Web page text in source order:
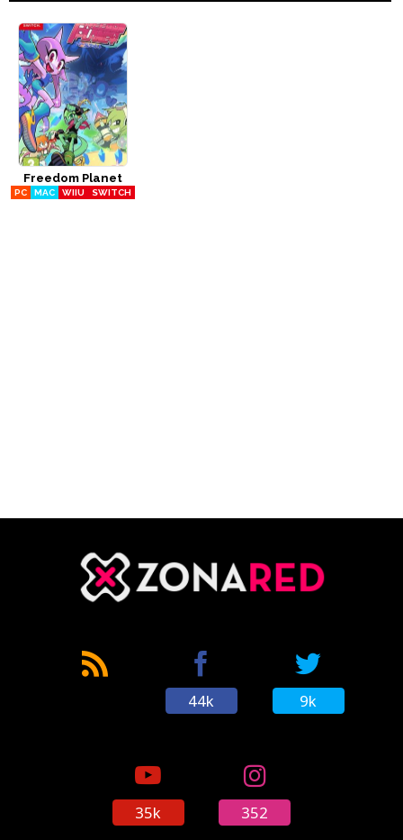
Freedom Planet
PC MAC WIIU SWITCH
44k 9k
35k 352